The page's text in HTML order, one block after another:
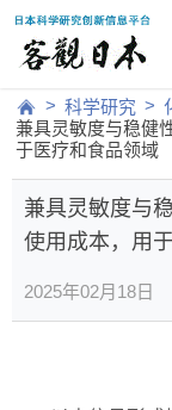
> 科学研究 >
兼具灵敏度与稳健
于医疗和食品领域
兼具灵敏度与
使用成本，用
2025年02月18日